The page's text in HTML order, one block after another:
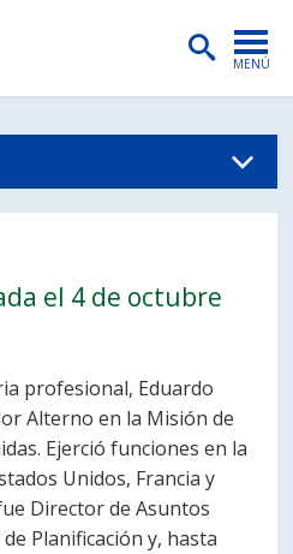
MENÚ
el 4 de octubre
profesional, Eduardo
Alterno en la Misión de
Ejerció funciones en la
Unidos, Francia y
Director de Asuntos
Planificación y, hasta